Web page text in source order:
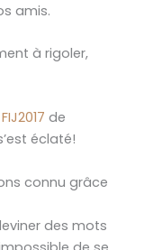
amis.
à rigoler,
de
éclaté!
connu grâce
des mots